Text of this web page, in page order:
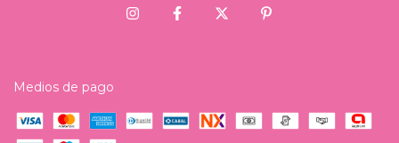
Medios de pago